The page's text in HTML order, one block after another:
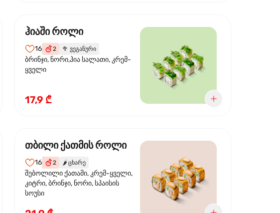
ჰიაში როლი
16 2 🥦 ვეგანური
ბრინჯი, ნორი,ჰია სალათი, კრემ-
ყველი
17,9 ₾
თბილი ქათმის როლი
16 2 🌶️ ცხარე
შებოლილი ქათამი, კრემ-ყველი,
კიტრი, ბრინჯი, ნორი, სპაისის
სოუსი